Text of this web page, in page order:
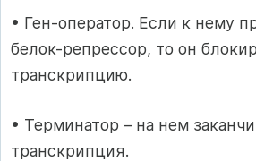
• Ген-оператор. Если к нему
белок-репрессор, то он
транскрипцию.
• Терминатор – на нем
транскрипция.